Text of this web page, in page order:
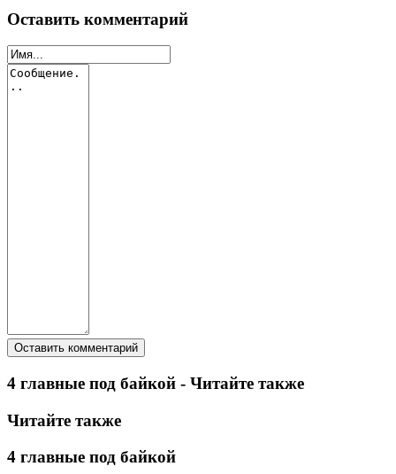
Оставить комментарий
4 главные под байкой - Читайте также
Читайте также
4 главные под байкой